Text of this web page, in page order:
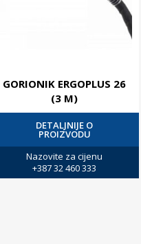
GORIONIK ERGOPLUS 26
(3 M)
DETALJNIJE O
PROIZVODU
Nazovite za cijenu
+387 32 460 333